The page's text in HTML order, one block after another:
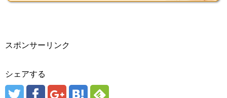
スポンサーリンク
シェアする